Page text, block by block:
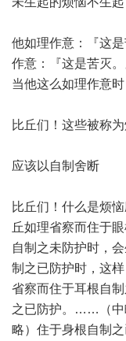
他如理作意：『这
作意：『这是苦灭
当他这么如理作意
比丘们！这些被称
应该以自制舍断
比丘们！什么是烦
丘如理省察而住于
自制之未防护时，
制之已防护时，这
省察而住于耳根自
之已防护。……（中
略）住于身根自制